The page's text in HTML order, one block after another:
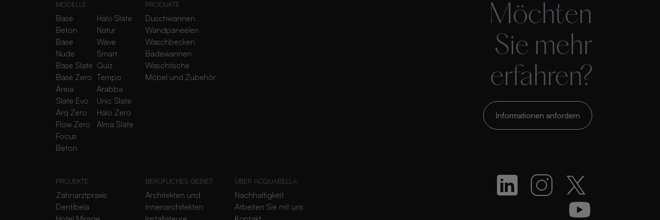
MODELLE
Base
Beton
Base
Nude
Base Slate
Base Zero
Areia
Slate Evo
Arq Zero
Flow Zero
Focus
Beton
Halo Slate
Natur
Wave
Smart
Quiz
Tempo
Arabba
Unic Slate
Halo Zero
Alma Slate
PRODUKTE
Duschwannen
Wandpaneelen
Waschbecken
Badewannen
Waschtische
Möbel und Zubehör
PROJEKTE
Zahnarztpraxis
Dentibela
BERUFLICHES GEBIET
Architekten und
Innenarchitekten
ÜBER ACQUABELLA
Nachhaltigkeit
Arbeiten Sie mit uns
Möchten
Sie mehr
erfahren?
Informationen anfordern